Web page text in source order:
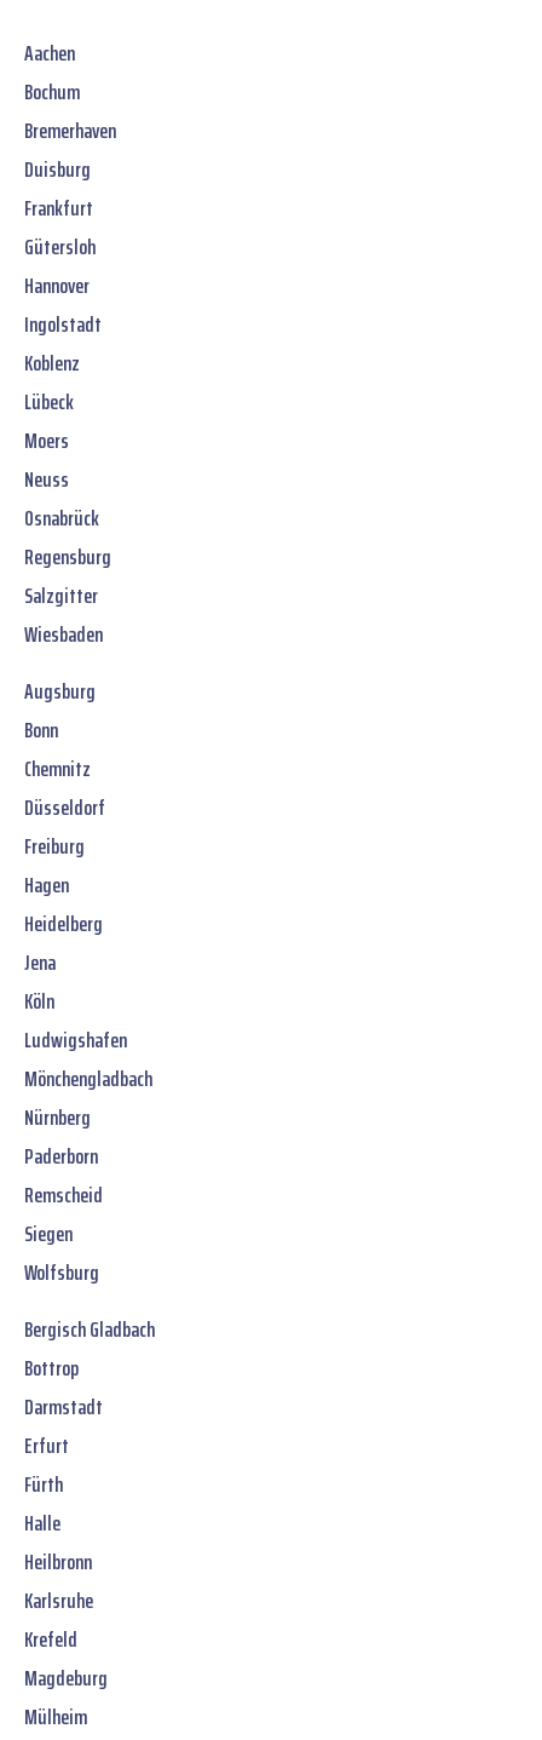
Aachen
Bochum
Bremerhaven
Duisburg
Frankfurt
Gütersloh
Hannover
Ingolstadt
Koblenz
Lübeck
Moers
Neuss
Osnabrück
Regensburg
Salzgitter
Wiesbaden
Augsburg
Bonn
Chemnitz
Düsseldorf
Freiburg
Hagen
Heidelberg
Jena
Köln
Ludwigshafen
Mönchengladbach
Nürnberg
Paderborn
Remscheid
Siegen
Wolfsburg
Bergisch Gladbach
Bottrop
Darmstadt
Erfurt
Fürth
Halle
Heilbronn
Karlsruhe
Krefeld
Magdeburg
Mülheim